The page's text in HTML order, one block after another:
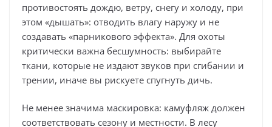
противостоять дождю, ветру, снегу и холоду, при
этом «дышать»: отводить влагу наружу и не
создавать «парникового эффекта». Для охоты
критически важна бесшумность: выбирайте
ткани, которые не издают звуков при сгибании и
трении, иначе вы рискуете спугнуть дичь.
Не менее значима маскировка: камуфляж должен
соответствовать сезону и местности. В лесу